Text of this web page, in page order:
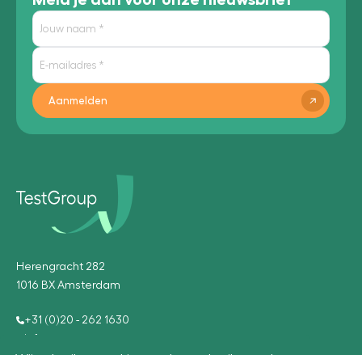
Aanmelden
Herengracht 282
1016 BX Amsterdam
+31 (0)20 - 262 1630